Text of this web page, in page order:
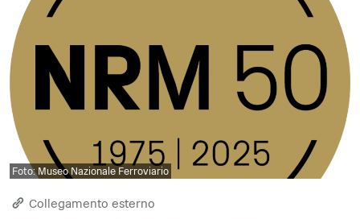
Foto: Museo Nazionale Ferroviario
Collegamento esterno